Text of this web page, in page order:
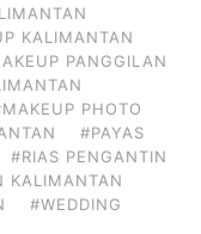
KALIMANTAN
PANGGILAN
PHOTO
#PAYAS
#RIAS PENGANTIN
KALIMANTAN
#WEDDING